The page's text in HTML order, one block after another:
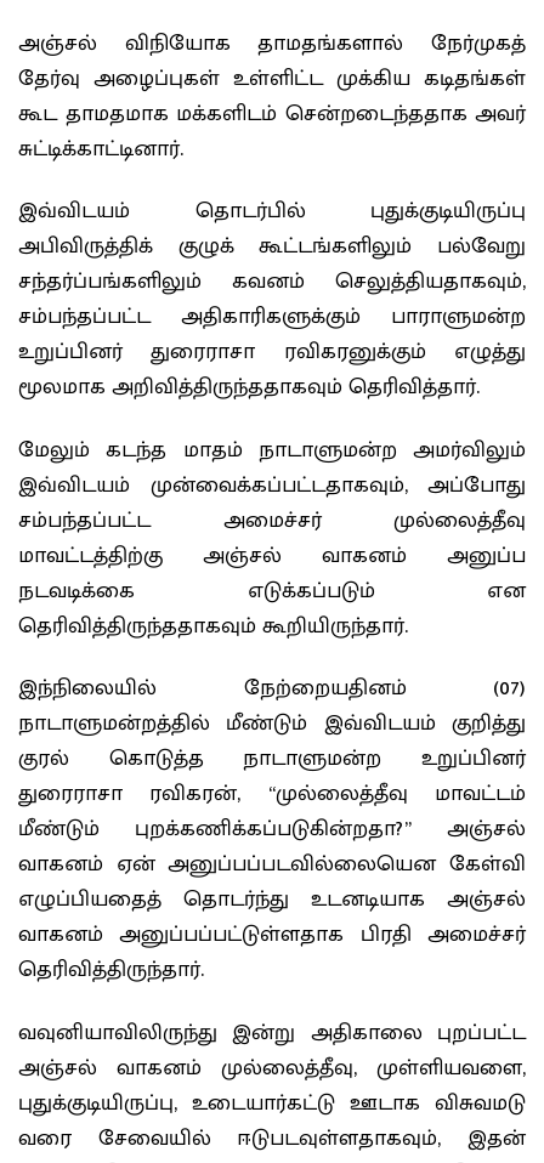
அஞ்சல் விநியோக தாமதங்களால் நேர்முகத்
தேர்வு அழைப்புகள் உள்ளிட்ட முக்கிய கடிதங்கள்
கூட தாமதமாக மக்களிடம் சென்றடைந்ததாக அவர்
சுட்டிக்காட்டினார்.
இவ்விடயம் தொடர்பில் புதுக்குடியிருப்பு
அபிவிருத்திக் குழுக் கூட்டங்களிலும் பல்வேறு
சந்தர்ப்பங்களிலும் கவனம் செலுத்தியதாகவும்,
சம்பந்தப்பட்ட அதிகாரிகளுக்கும் பாராளுமன்ற
உறுப்பினர் துரைராசா ரவிகரனுக்கும் எழுத்து
மூலமாக அறிவித்திருந்ததாகவும் தெரிவித்தார்.
மேலும் கடந்த மாதம் நாடாளுமன்ற அமர்விலும்
இவ்விடயம் முன்வைக்கப்பட்டதாகவும், அப்போது
சம்பந்தப்பட்ட அமைச்சர் முல்லைத்தீவு
மாவட்டத்திற்கு அஞ்சல் வாகனம் அனுப்ப
நடவடிக்கை எடுக்கப்படும் என
தெரிவித்திருந்ததாகவும் கூறியிருந்தார்.
இந்நிலையில் நேற்றையதினம் (07)
நாடாளுமன்றத்தில் மீண்டும் இவ்விடயம் குறித்து
குரல் கொடுத்த நாடாளுமன்ற உறுப்பினர்
துரைராசா ரவிகரன், “முல்லைத்தீவு மாவட்டம்
மீண்டும் புறக்கணிக்கப்படுகின்றதா?” அஞ்சல்
வாகனம் ஏன் அனுப்பப்படவில்லையென கேள்வி
எழுப்பியதைத் தொடர்ந்து உடனடியாக அஞ்சல்
வாகனம் அனுப்பப்பட்டுள்ளதாக பிரதி அமைச்சர்
தெரிவித்திருந்தார்.
வவுனியாவிலிருந்து இன்று அதிகாலை புறப்பட்ட
அஞ்சல் வாகனம் முல்லைத்தீவு, முள்ளியவளை,
புதுக்குடியிருப்பு, உடையார்கட்டு ஊடாக விசுவமடு
வரை சேவையில் ஈடுபடவுள்ளதாகவும், இதன்